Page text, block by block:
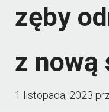
zęby
z nową
1 listopada, 2023